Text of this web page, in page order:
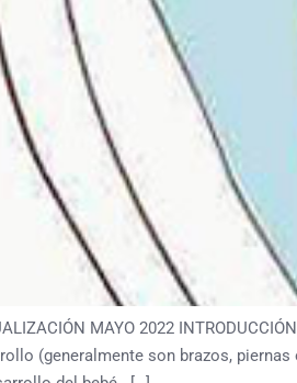
MAYO 2022
(generalmente son brazos,